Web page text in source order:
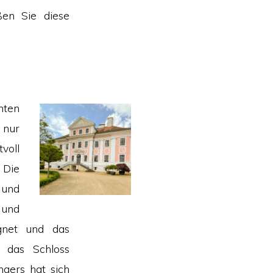
Sie diese
nur
und das
Schloss
hat sich